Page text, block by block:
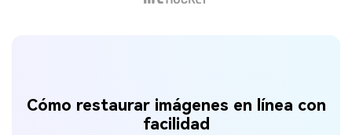
Cómo restaurar imágenes en línea con
facilidad